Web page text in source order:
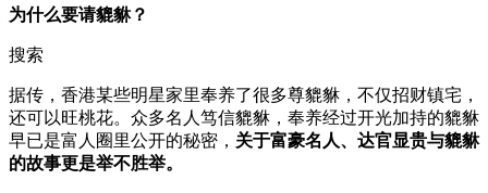
为什么要请貔貅？
搜索
据传，香港某些明星家里奉养了很多尊貔貅，不仅招财镇宅，
还可以旺桃花。众多名人笃信貔貅，奉养经过开光加持的貔貅
早已是富人圈里公开的秘密， 关于富豪名人、达官显贵与貔貅
的故事更是举不胜举。